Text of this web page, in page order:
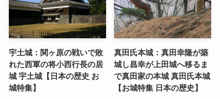
宇土城：関ヶ原の戦いで敗
れた西軍の将小西行長の居
城 宇土城【日本の歴史 お
城特集】
真田氏本城：真田幸隆が築
城し昌幸が上田城へ移るま
で真田家の本城 真田氏本城
【お城特集 日本の歴史】